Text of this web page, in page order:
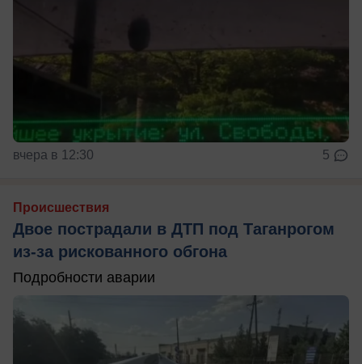
вчера в 12:30 5
Происшествия
Двое пострадали в ДТП под Таганрогом
из-за рискованного обгона
Подробности аварии